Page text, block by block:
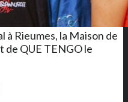
à Rieumes, la Maison de
de QUE TENGO le